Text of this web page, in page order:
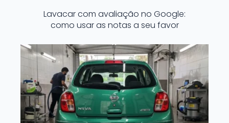
Lavacar com avaliação no Google:
como usar as notas a seu favor